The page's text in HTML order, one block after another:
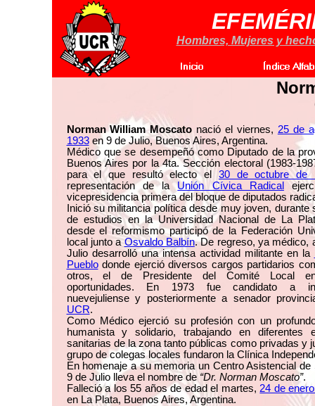
Hombres, Mujeres y
Norman William Moscato nació el viernes, 25 de
1933en 9 de Julio, Buenos Aires, Argentina.
Médico que se desempeñó como Diputado de la
Buenos Aires por la 4ta. Sección electoral (1983-
para el que resultó electo el 30 de octubre de
representación de laUnión Cívica Radical
vicepresidencia primera del bloque de diputados
Inició su militancia política desde muy joven, durante
de estudios en la Universidad Nacional de La
desde el reformismo participó de la Federación
local junto aOsvaldo Balbín. De regreso, ya médico,
Julio desarrolló una intensa actividad militante en la
Pueblodonde ejerció diversos cargos partidarios
otros, el de Presidente del Comité Local
oportunidades. En 1973 fue candidato a
nuevejuliense y posteriormente a senador
UCR.
Como Médico ejerció su profesión con un
humanista y solidario, trabajando en diferentes
sanitarias de la zona tanto públicas como privadas y
grupo de colegas locales fundaron la Clínica
En homenaje a su memoria un Centro Asistencial de
9 de Julio lleva el nombre de “Dr. Norman Moscato”.
Falleció a los 55 años de edad el martes, 24 de
en La Plata, Buenos Aires, Argentina.